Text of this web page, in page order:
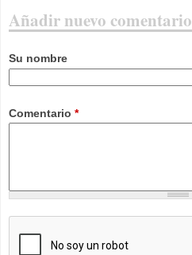
Añadir nuevo comentario
Su nombre
Comentario *